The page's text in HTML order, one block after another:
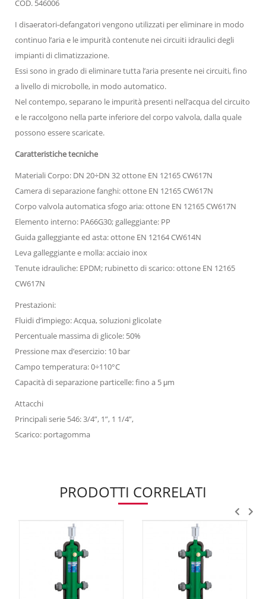
COD. 546006
I disaeratori-defangatori vengono utilizzati per eliminare in modo
continuo l’aria e le impurità contenute nei circuiti idraulici degli
impianti di climatizzazione.
Essi sono in grado di eliminare tutta l’aria presente nei circuiti, fino
a livello di microbolle, in modo automatico.
Nel contempo, separano le impurità presenti nell’acqua del circuito
e le raccolgono nella parte inferiore del corpo valvola, dalla quale
possono essere scaricate.
Caratteristiche tecniche
Materiali Corpo: DN 20÷DN 32 ottone EN 12165 CW617N
Camera di separazione fanghi: ottone EN 12165 CW617N
Corpo valvola automatica sfogo aria: ottone EN 12165 CW617N
Elemento interno: PA66G30; galleggiante: PP
Guida galleggiante ed asta: ottone EN 12164 CW614N
Leva galleggiante e molla: acciaio inox
Tenute idrauliche: EPDM; rubinetto di scarico: ottone EN 12165
CW617N
Prestazioni:
Fluidi d’impiego: Acqua, soluzioni glicolate
Percentuale massima di glicole: 50%
Pressione max d’esercizio: 10 bar
Campo temperatura: 0÷110°C
Capacità di separazione particelle: fino a 5 μm
Attacchi
Principali serie 546: 3/4”, 1”, 1 1/4”,
Scarico: portagomma
PRODOTTI CORRELATI